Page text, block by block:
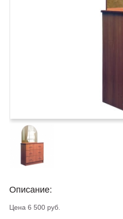
Описание:
Цена 6 500 руб.